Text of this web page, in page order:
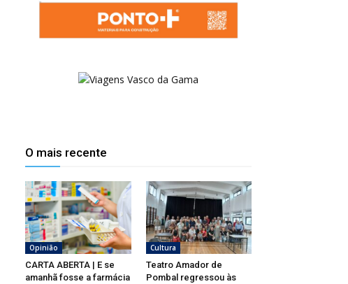
O mais recente
Opinião
CARTA ABERTA | E se
amanhã fosse a farmácia
Cultura
Teatro Amador de
Pombal regressou às